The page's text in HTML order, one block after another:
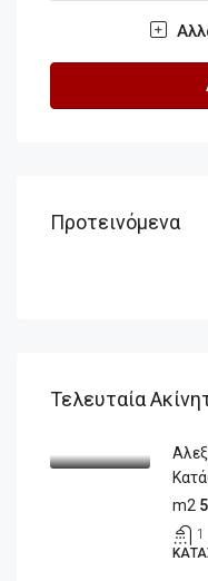
Προτεινόμενα
Τελευταία
m2
1